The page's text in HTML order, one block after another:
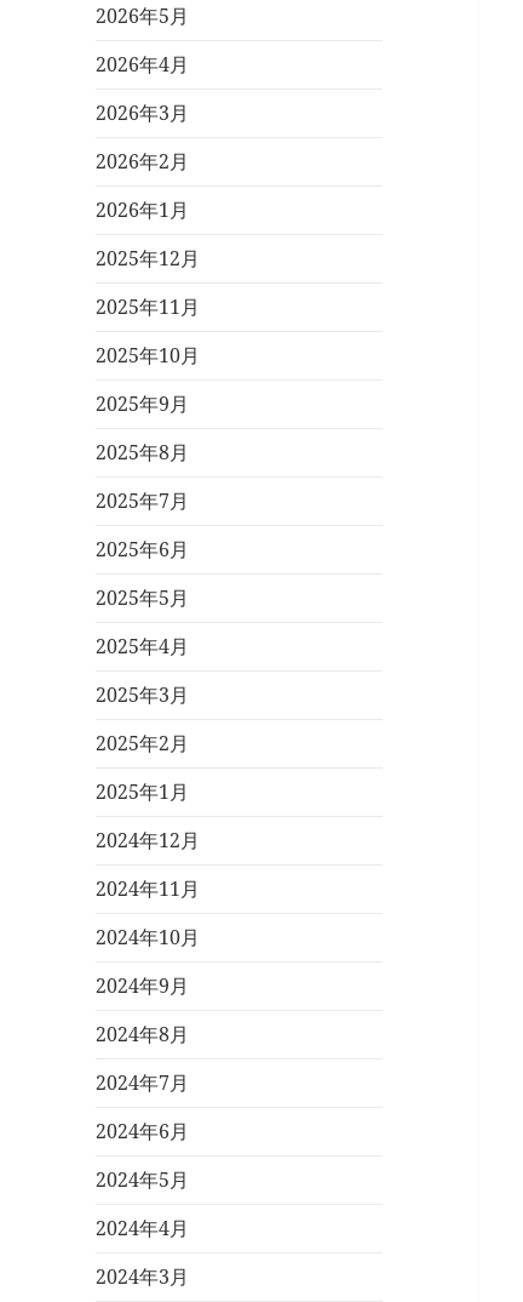
2026年5月
2026年4月
2026年3月
2026年2月
2026年1月
2025年12月
2025年11月
2025年10月
2025年9月
2025年8月
2025年7月
2025年6月
2025年5月
2025年4月
2025年3月
2025年2月
2025年1月
2024年12月
2024年11月
2024年10月
2024年9月
2024年8月
2024年7月
2024年6月
2024年5月
2024年4月
2024年3月